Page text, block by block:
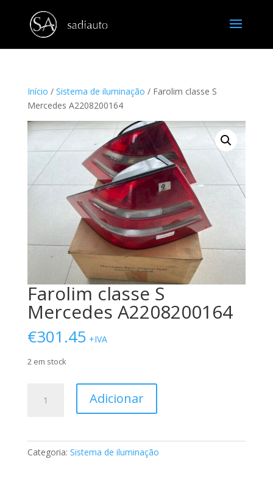
Início / Sistema de iluminação / Farolim classe S
Mercedes A2208200164
Farolim classe S
Mercedes A2208200164
€301.45 +IVA
2 em stock
Mercedes
Adicionar
Categoria: Sistema de iluminação